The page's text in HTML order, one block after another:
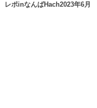
レポinなんばHach2023年6月